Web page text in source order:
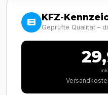
KFZ-
Geprüfte Qualität –